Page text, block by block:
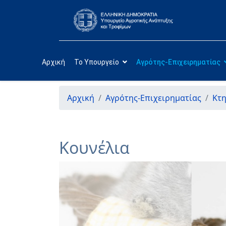
Αρχική Το Υπουργείο Αγρότης-Επιχειρηματίας
Αρχική Αγρότης-Επιχειρηματίας
Κουνέλια